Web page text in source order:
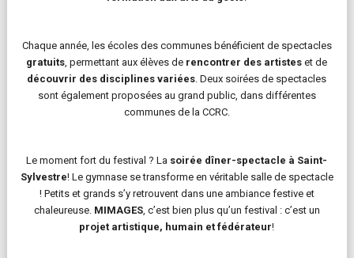
Chaque année, les écoles des communes bénéficient de spectacles
gratuits, permettant aux élèves de rencontrer des artistes et de
découvrir des disciplines variées. Deux soirées de spectacles
sont également proposées au grand public, dans différentes
communes de la CCRC.
Le moment fort du festival ? La soirée dîner-spectacle à Saint-
Sylvestre! Le gymnase se transforme en véritable salle de spectacle
! Petits et grands s’y retrouvent dans une ambiance festive et
chaleureuse. MIMAGES, c’est bien plus qu’un festival : c’est un
projet artistique, humain et fédérateur!